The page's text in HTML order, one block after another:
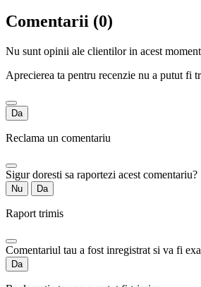
Comentarii (0)
Nu sunt opinii ale clientilor in acest
Aprecierea ta pentru recenzie nu a putut fi
Da
Reclama un comentariu
Sigur doresti sa raportezi acest comentariu?
Nu Da
Raport trimis
Comentariul tau a fost inregistrat si va fi
Da